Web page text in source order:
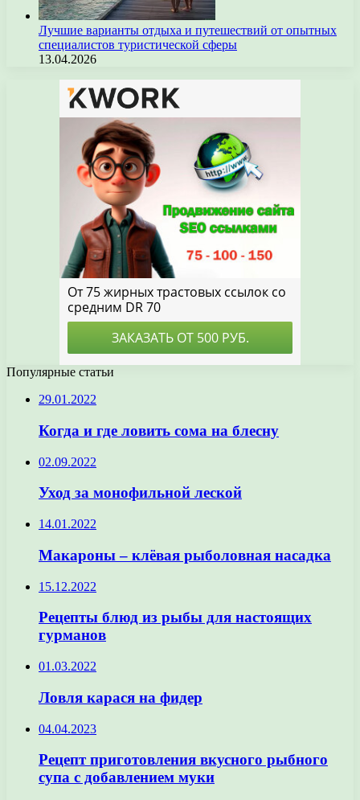
Лучшие варианты отдыха и путешествий от опытных
специалистов туристической сферы
13.04.2026
Популярные статьи
29.01.2022
Когда и где ловить сома на блесну
02.09.2022
Уход за монофильной леской
14.01.2022
Макароны – клёвая рыболовная насадка
15.12.2022
Рецепты блюд из рыбы для настоящих
гурманов
01.03.2022
Ловля карася на фидер
04.04.2023
Рецепт приготовления вкусного рыбного
супа с добавлением муки